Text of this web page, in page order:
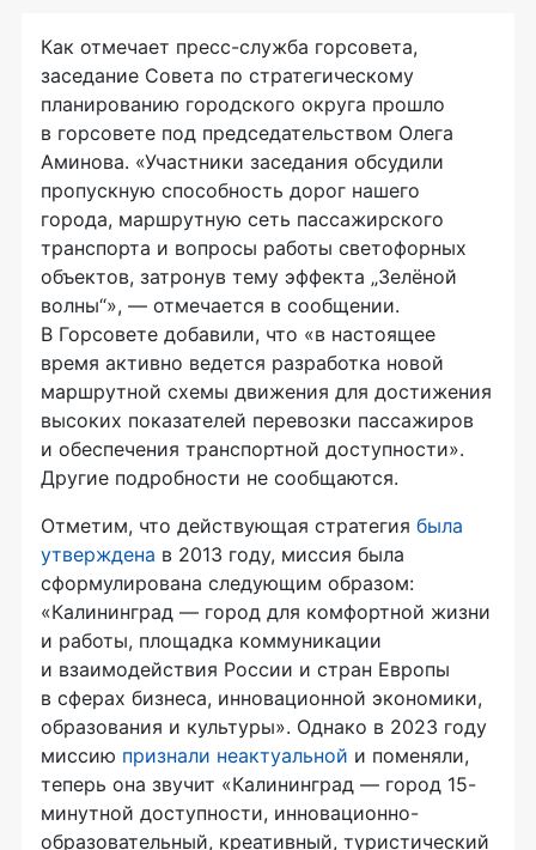
Как отмечает пресс-служба горсовета,
заседание Совета по стратегическому
планированию городского округа прошло
в горсовете под председательством Олега
Аминова. «Участники заседания обсудили
пропускную способность дорог нашего
города, маршрутную сеть пассажирского
транспорта и вопросы работы светофорных
объектов, затронув тему эффекта „Зелёной
волны“», — отмечается в сообщении.
В Горсовете добавили, что «в настоящее
время активно ведется разработка новой
маршрутной схемы движения для достижения
высоких показателей перевозки пассажиров
и обеспечения транспортной доступности».
Другие подробности не сообщаются.
Отметим, что действующая стратегия была
утверждена в 2013 году, миссия была
сформулирована следующим образом:
«Калининград — город для комфортной жизни
и работы, площадка коммуникации
и взаимодействия России и стран Европы
в сферах бизнеса, инновационной экономики,
образования и культуры». Однако в 2023 году
миссию признали неактуальной и поменяли,
теперь она звучит «Калининград — город 15-
минутной доступности, инновационно-
образовательный, креативный, туристический